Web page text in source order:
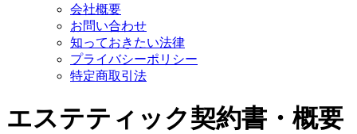
会社概要
お問い合わせ
知っておきたい法律
プライバシーポリシー
特定商取引法
エステティック契約書・概要